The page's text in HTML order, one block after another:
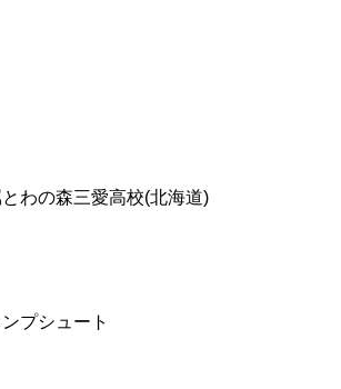
わの森三愛高校(北海道)
プシュート